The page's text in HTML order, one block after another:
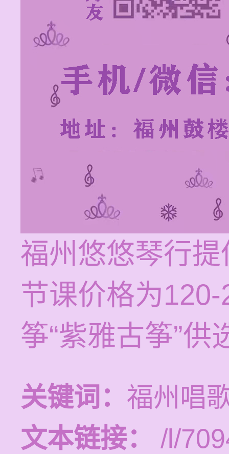
福州悠悠琴行
节课价格为
筝“紫雅古筝”供
关键词： 福州唱
文本链接：
/l/